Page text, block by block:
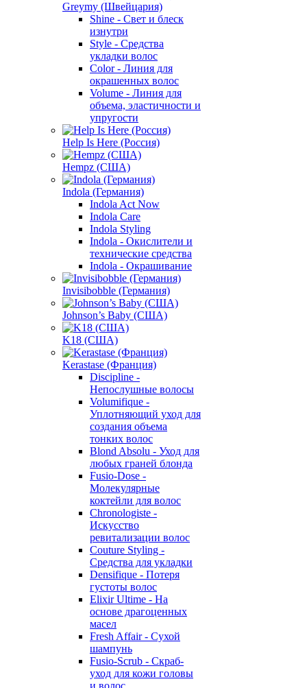
Greymy (Швейцария)
Shine - Свет и блеск
изнутри
Style - Средства
укладки волос
Color - Линия для
окрашенных волос
Volume - Линия для
объема, эластичности и
упругости
Help Is Here (Россия)
Hempz (США)
Indola (Германия)
Indola Act Now
Indola Care
Indola Styling
Indola - Окислители и
технические средства
Indola - Окрашивание
Invisibobble (Германия)
Johnson’s Baby (США)
K18 (США)
Kerastase (Франция)
Discipline -
Непослушные волосы
Volumifique -
Уплотняющий уход для
создания объема
тонких волос
Blond Absolu - Уход для
любых граней блонда
Fusio-Dose -
Молекулярные
коктейли для волос
Chronologiste -
Искусство
ревитализации волос
Couture Styling -
Средства для укладки
Densifique - Потеря
густоты волос
Elixir Ultime - На
основе драгоценных
масел
Fresh Affair - Сухой
шампунь
Fusio-Scrub - Скраб-
уход для кожи головы
и волос